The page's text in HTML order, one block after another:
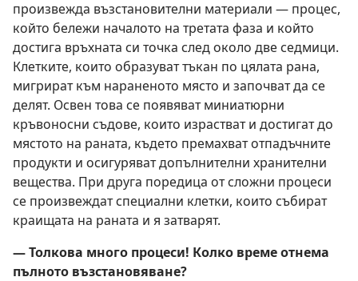
произвежда възстановителни материали — процес,
който бележи началото на третата фаза и който
достига връхната си точка след около две седмици.
Клетките, които образуват тъкан по цялата рана,
мигрират към нараненото място и започват да се
делят. Освен това се появяват миниатюрни
кръвоносни съдове, които израстват и достигат до
мястото на раната, където премахват отпадъчните
продукти и осигуряват допълнителни хранителни
вещества. При друга поредица от сложни процеси
се произвеждат специални клетки, които събират
краищата на раната и я затварят.
— Толкова много процеси! Колко време отнема
пълното възстановяване?